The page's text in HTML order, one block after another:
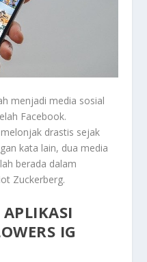
menjadi media sosial
Facebook.
drastis sejak
kata lain, dua media
berada dalam
Zuckerberg.
IG